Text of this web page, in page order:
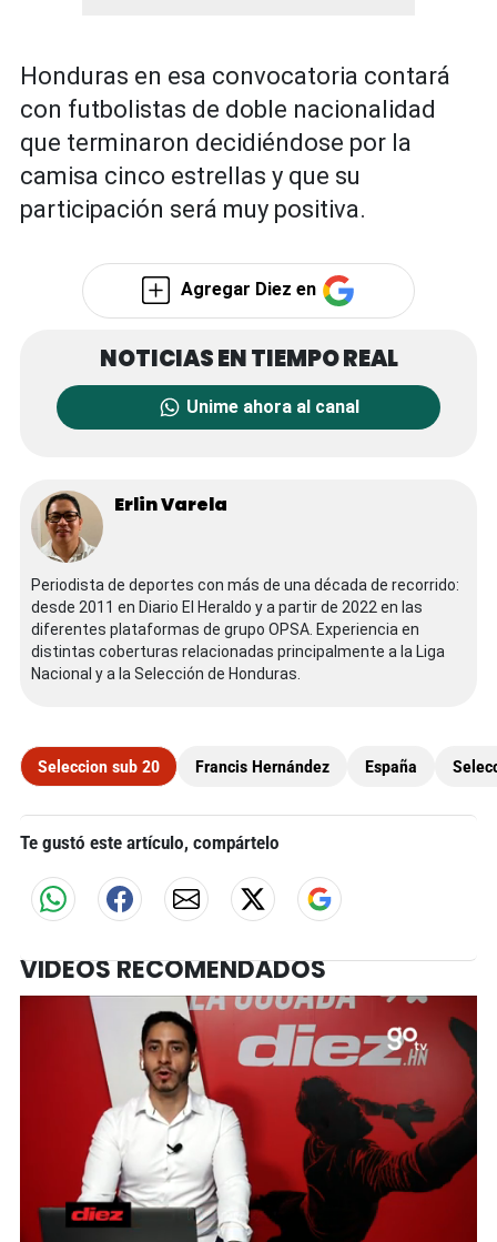
Honduras en esa convocatoria contará
con futbolistas de doble nacionalidad
que terminaron decidiéndose por la
camisa cinco estrellas y que su
participación será muy positiva.
Agregar Diez en
Unime ahora al canal
Erlin Varela
Periodista de deportes con más de una década de recorrido:
desde 2011 en Diario El Heraldo y a partir de 2022 en las
diferentes plataformas de grupo OPSA. Experiencia en
distintas coberturas relacionadas principalmente a la Liga
Nacional y a la Selección de Honduras.
Seleccion sub 20 Francis Hernández España
Te gustó este artículo, compártelo
VIDEOS RECOMENDADOS